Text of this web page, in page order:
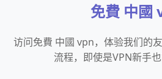
免費 中國
访问免費 中國 vpn，体验我们的
流程，即使是VPN新手也